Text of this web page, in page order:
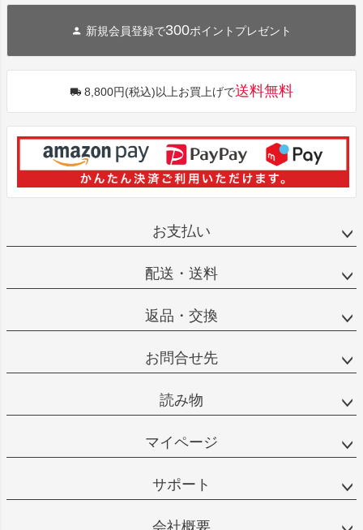
新規会員登録で300ポイントプレゼント
8,800円(税込)以上お買上げで送料無料
お支払い
配送・送料
返品・交換
お問合せ先
読み物
マイページ
サポート
会社概要